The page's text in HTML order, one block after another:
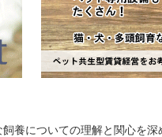
養についての理解と関心を